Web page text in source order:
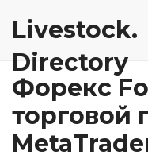
Livestock.
Directory
Форекс
торговой